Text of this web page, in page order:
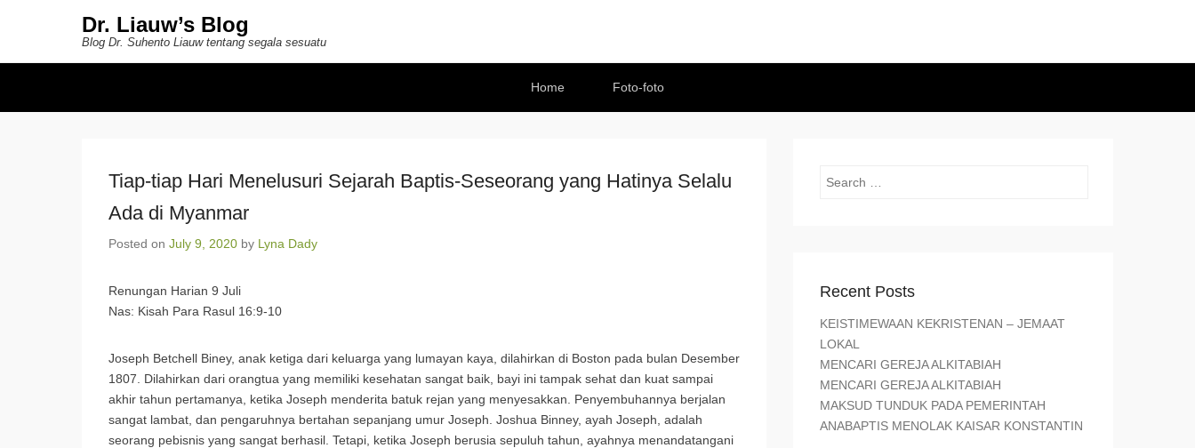
Dr. Liauw’s Blog
Blog Dr. Suhento Liauw tentang segala sesuatu
Home
Foto-foto
Tiap-tiap Hari Menelusuri Sejarah Baptis-Seseorang yang Hatinya Selalu
Ada di Myanmar
Posted on July 9, 2020 by Lyna Dady
Renungan Harian 9 Juli
Nas: Kisah Para Rasul 16:9-10
Joseph Betchell Biney, anak ketiga dari keluarga yang lumayan kaya, dilahirkan di Boston pada bulan Desember
1807. Dilahirkan dari orangtua yang memiliki kesehatan sangat baik, bayi ini tampak sehat dan kuat sampai
akhir tahun pertamanya, ketika Joseph menderita batuk rejan yang menyesakkan. Penyembuhannya berjalan
sangat lambat, dan pengaruhnya bertahan sepanjang umur Joseph. Joshua Binney, ayah Joseph, adalah
seorang pebisnis yang sangat berhasil. Tetapi, ketika Joseph berusia sepuluh tahun, ayahnya menandatangani
Search
Recent Posts
KEISTIMEWAAN KEKRISTENAN – JEMAAT
LOKAL
MENCARI GEREJA ALKITABIAH
MENCARI GEREJA ALKITABIAH
MAKSUD TUNDUK PADA PEMERINTAH
ANABAPTIS MENOLAK KAISAR KONSTANTIN